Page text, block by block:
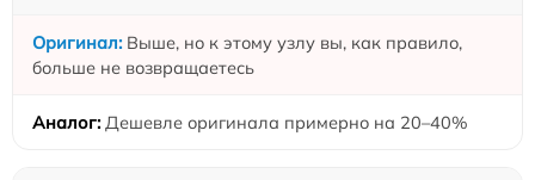
Выше, но к этому узлу вы, как правило,
больше не возвращаетесь
Дешевле оригинала примерно на 20–40%